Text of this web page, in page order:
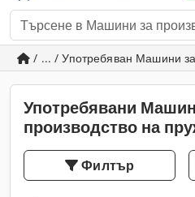
/ ... / Употребяван Машини
Употребявани
производство на
Филтър